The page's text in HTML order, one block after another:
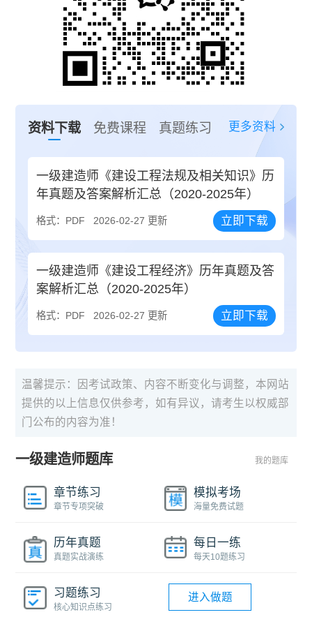
资料下载 免费课程 真题练习 更多资料
一级建造师《建设工程法规及相关知识》历
年真题及答案解析汇总（2020-2025年）
格式：PDF 2026-02-27 更新 立即下载
一级建造师《建设工程经济》历年真题及答
案解析汇总（2020-2025年）
格式：PDF 2026-02-27 更新 立即下载
温馨提示：因考试政策、内容不断变化与调整，本网站
提供的以上信息仅供参考，如有异议，请考生以权威部
门公布的内容为准！
一级建造师题库 我的题库
章节练习
章节专项突破
模拟考场
海量免费试题
历年真题
真题实战演练
每日一练
每天10题练习
习题练习
核心知识点练习
进入做题